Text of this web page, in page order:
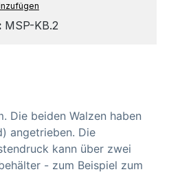
MSP-KB.2
Die beiden Walzen haben
angetrieben. Die
kann über zwei
- zum Beispiel zum